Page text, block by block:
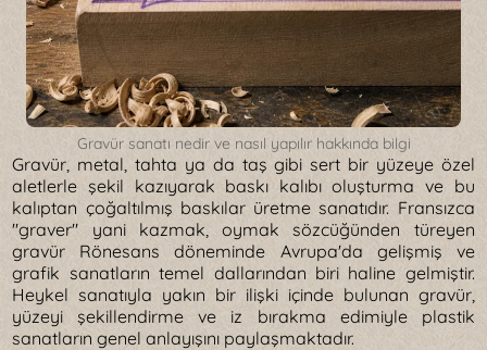
Gravür sanatı nedir ve nasıl yapılır hakkında bilgi
Gravür, metal, tahta ya da taş gibi sert bir yüzeye özel
aletlerle şekil kazıyarak baskı kalıbı oluşturma ve bu
kalıptan çoğaltılmış baskılar üretme sanatıdır. Fransızca
"graver" yani kazmak, oymak sözcüğünden türeyen
gravür Rönesans döneminde Avrupa'da gelişmiş ve
grafik sanatların temel dallarından biri haline gelmiştir.
Heykel sanatıyla yakın bir ilişki içinde bulunan gravür,
yüzeyi şekillendirme ve iz bırakma edimiyle plastik
sanatların genel anlayışını paylaşmaktadır.